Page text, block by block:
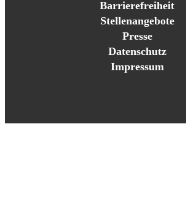
Barrierefreiheit
Stellenangebote
Presse
Datenschutz
Impressum